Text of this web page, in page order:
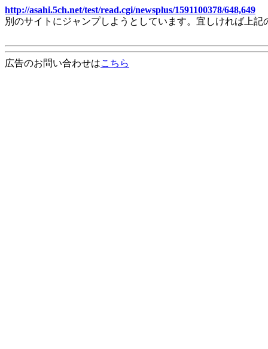
http://asahi.5ch.net/test/read.cgi/newsplus/1591100378/648,649
別のサイトにジャンプしようとしています。宜しければ上
広告のお問い合わせはこちら